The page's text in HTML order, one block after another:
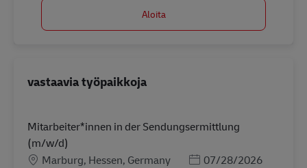
Aloita
vastaavia työpaikkoja
Mitarbeiter*innen in der Sendungsermittlung
(m/w/d)
SijaintiMarburg, Hessen, Germany Posted Date
07/28/2026